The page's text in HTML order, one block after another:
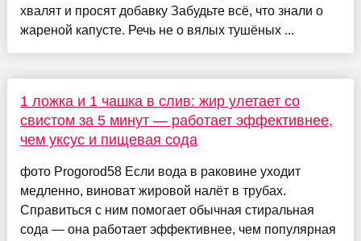
хвалят и просят добавку Забудьте всё, что знали о
жареной капусте. Речь не о вялых тушёных ...
1 ложка и 1 чашка в слив: жир улетает со
свистом за 5 минут — работает эффективнее,
чем уксус и пищевая сода
фото Progorod58 Если вода в раковине уходит
медленно, виноват жировой налёт в трубах.
Справиться с ним помогает обычная стиральная
сода — она работает эффективнее, чем популярная